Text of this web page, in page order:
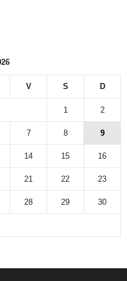
V S D
1 2
7 8 9
14 15 16
21 22 23
28 29 30